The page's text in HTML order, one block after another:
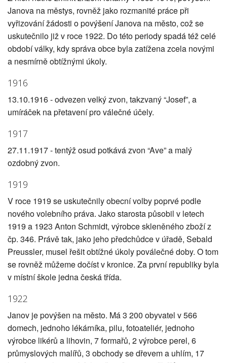
Janova na městys, rovněž jako rozmanité práce při
vyřizování žádosti o povýšení Janova na město, což se
uskutečnilo již v roce 1922. Do této periody spadá též celé
období války, kdy správa obce byla zatížena zcela novými
a nesmírně obtížnými úkoly.
1916
13.10.1916 - odvezen velký zvon, takzvaný “Josef”, a
umíráček na přetavení pro válečné účely.
1917
27.11.1917 - tentýž osud potkává zvon “Ave” a malý
ozdobný zvon.
1919
V roce 1919 se uskutečnily obecní volby poprvé podle
nového volebního práva. Jako starosta působil v letech
1919 a 1923 Anton Schmidt, výrobce skleněného zboží z
čp. 346. Právě tak, jako jeho předchůdce v úřadě, Sebald
Preussler, musel řešit obtížné úkoly poválečné doby. O tom
se rovněž můžeme dočíst v kronice. Za první republiky byla
v místní škole jedna česká třída.
1922
Janov je povýšen na město. Má 3 200 obyvatel v 566
domech, jednoho lékárníka, pilu, fotoateliér, jednoho
výrobce likérů a lihovin, 7 formařů, 2 výrobce perel, 6
průmyslových malířů, 3 obchody se dřevem a uhlím, 17